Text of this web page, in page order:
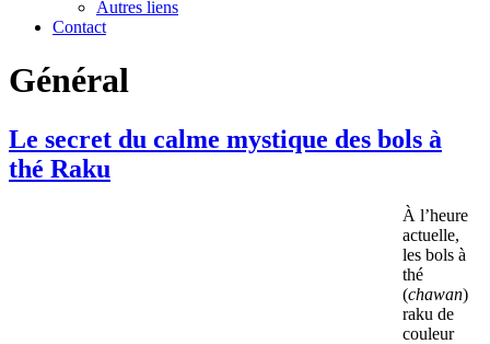
Autres liens
Contact
Général
Le secret du calme mystique des bols à
thé Raku
À l’heure
actuelle,
les bols à
thé
(chawan)
raku de
couleur